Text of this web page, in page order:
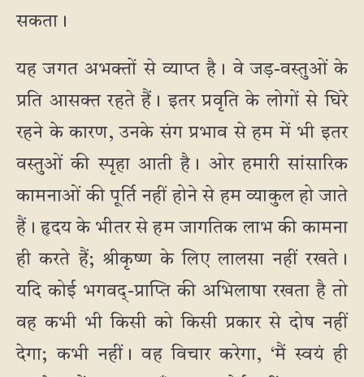
सकता।
यह जगत अभक्तों से व्याप्त है। वे जड़-वस्तुओं के
प्रति आसक्त रहते हैं। इतर प्रवृति के लोगों से घिरे
रहने के कारण, उनके संग प्रभाव से हम में भी इतर
वस्तुओं की स्पृहा आती है। ओर हमारी सांसारिक
कामनाओं की पूर्ति नहीं होने से हम व्याकुल हो जाते
हैं। हृदय के भीतर से हम जागतिक लाभ की कामना
ही करते हैं; श्रीकृष्ण के लिए लालसा नहीं रखते।
यदि कोई भगवद्-प्राप्ति की अभिलाषा रखता है तो
वह कभी भी किसी को किसी प्रकार से दोष नहीं
देगा; कभी नहीं। वह विचार करेगा, ‘मैं स्वयं ही